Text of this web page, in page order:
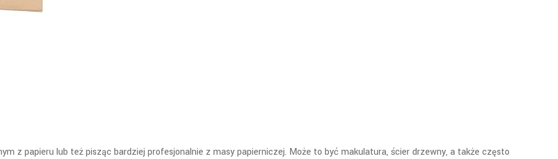
z papieru lub też pisząc bardziej profesjonalnie z masy papierniczej. Może to być makulatura, ścier drzewny, a także często